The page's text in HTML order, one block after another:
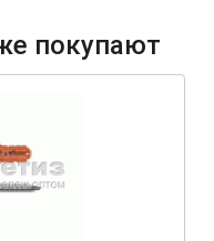
покупают